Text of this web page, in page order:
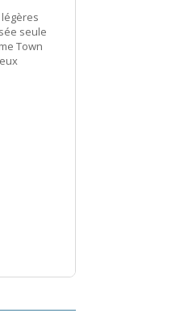
seule
Town